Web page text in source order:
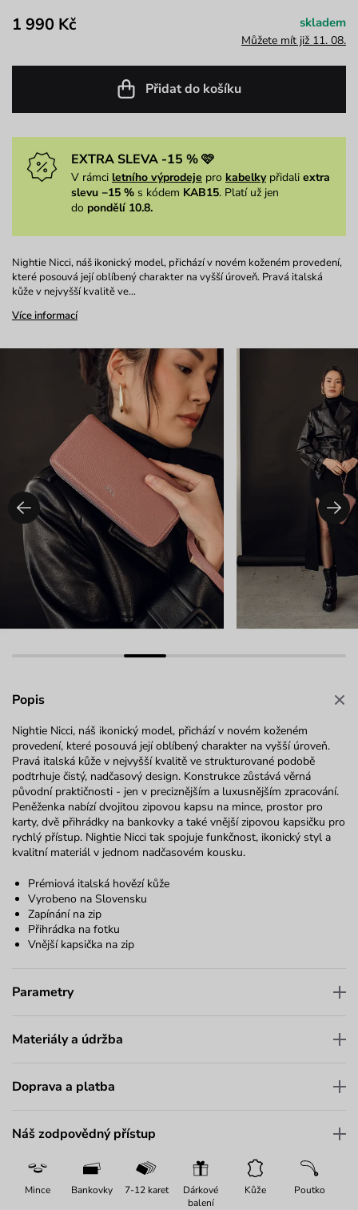
1 990 Kč skladem
Můžete mít již 11. 08.
Přidat do košíku
EXTRA SLEVA -15 % 🩷
V rámci letního výprodeje pro kabelkypřidali extra
slevu −15 % s kódem KAB15. Platí už jen
do pondělí 10.8.
Nightie Nicci, náš ikonický model, přichází v novém koženém provedení,
které posouvá její oblíbený charakter na vyšší úroveň. Pravá italská
kůže v nejvyšší kvalitě ve…
Více informací
Popis
Nightie Nicci, náš ikonický model, přichází v novém koženém
provedení, které posouvá její oblíbený charakter na vyšší úroveň.
Pravá italská kůže v nejvyšší kvalitě ve strukturované podobě
podtrhuje čistý, nadčasový design. Konstrukce zůstává věrná
původní praktičnosti - jen v preciznějším a luxusnějším zpracování.
Peněženka nabízí dvojitou zipovou kapsu na mince, prostor pro
karty, dvě přihrádky na bankovky a také vnější zipovou kapsičku pro
rychlý přístup. Nightie Nicci tak spojuje funkčnost, ikonický styl a
kvalitní materiál v jednom nadčasovém kousku.
Prémiová italská hovězí kůže
Vyrobeno na Slovensku
Zapínání na zip
Přihrádka na fotku
Vnější kapsička na zip
Parametry
Materiály a údržba
Doprava a platba
Náš zodpovědný přístup
Mince Bankovky 7-12 karet
Dárkové
balení
Kůže Poutko